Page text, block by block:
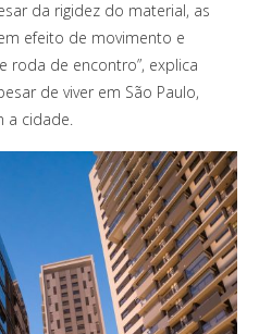
da rigidez do material, as
efeito de movimento e
roda de encontro”, explica
de viver em São Paulo,
a cidade.